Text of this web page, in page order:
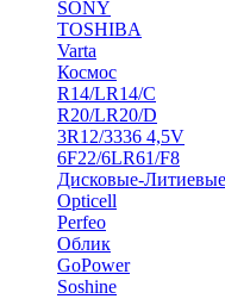
SONY
TOSHIBA
Varta
Космос
R14/LR14/C
R20/LR20/D
3R12/3336 4,5V
6F22/6LR61/F8
Дисковые-Литиевые
Opticell
Perfeo
Облик
GoPower
Soshine